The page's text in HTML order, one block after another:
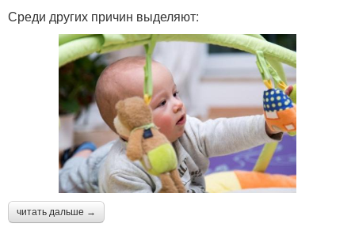
Среди других причин выделяют:
читать дальше →